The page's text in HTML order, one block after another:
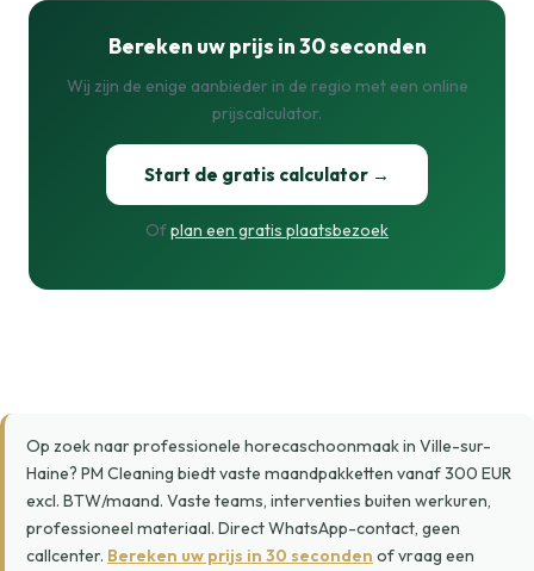
Bereken uw prijs in 30 seconden
Wij zijn de enige aanbieder in de regio met een online
prijscalculator.
Start de gratis calculator →
Ofplan een gratis plaatsbezoek
Op zoek naar professionele horecaschoonmaak in Ville-sur-
Haine? PM Cleaning biedt vaste maandpakketten vanaf 300 EUR
excl. BTW/maand. Vaste teams, interventies buiten werkuren,
professioneel materiaal. Direct WhatsApp-contact, geen
callcenter. Bereken uw prijs in 30 seconden of vraag een